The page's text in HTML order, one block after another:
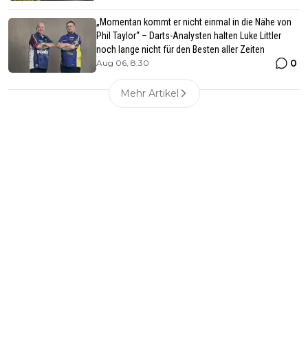
„Momentan kommt er nicht einmal in die Nähe von
Phil Taylor“ – Darts-Analysten halten Luke Littler
noch lange nicht für den Besten aller Zeiten
Aug 06, 8:30 0
Mehr Artikel